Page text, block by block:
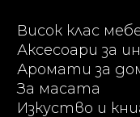
Висок клас
Аксесоари за
Аромати за
За масата
Изкуство и